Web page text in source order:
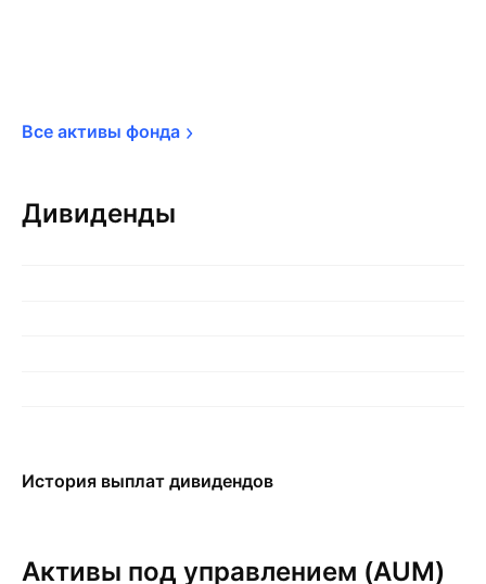
Все активы фонда
Дивиденды
История выплат дивидендов
Активы под управлением (AUM)